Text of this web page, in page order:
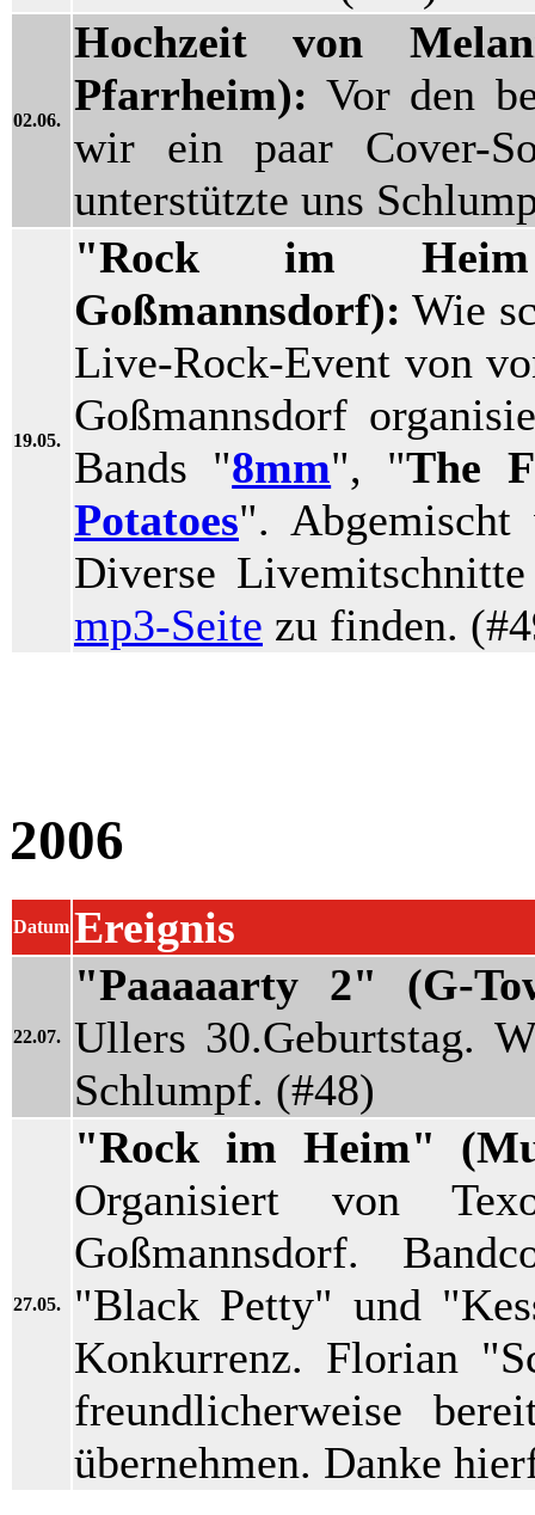
02.06.
Hochzeit von
Pfarrheim): Vor den
wir ein paar Cover-
unterstützte uns
19.05.
"Rock im Heim
Goßmannsdorf): Wie
Live-Rock-Event von
Goßmannsdorf
Bands "8mm", "The
Potatoes".
Diverse
mp3-Seite zu finden.
2006
Datum Ereignis
22.07.
"Paaaaarty 2" (G-
Ullers 30.Geburtstag.
Schlumpf. (#48)
27.05.
"Rock im Heim"
Organisiert von
Goßmannsdorf.
"Black Petty" und
Konkurrenz. Florian
freundlicherweise
übernehmen. Danke